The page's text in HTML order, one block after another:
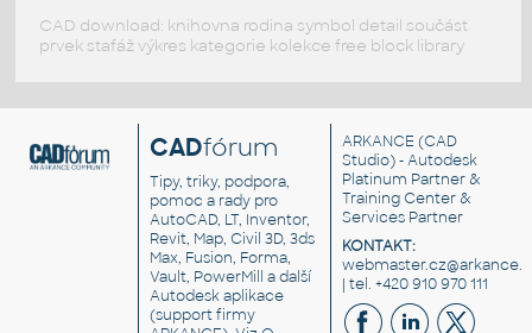
CAD download: knihovna rodina symbol detail součást
prvek stafáž výkres kategorie kolekce free block library
CADfórum
Tipy, triky, podpora,
pomoc a rady pro
AutoCAD, LT, Inventor,
Revit, Map, Civil 3D, 3ds
Max, Fusion, Forma,
Vault, PowerMill a další
Autodesk aplikace
(support firmy
ARKANCE (CAD
Studio) - Autodesk
Platinum Partner &
Training Center &
Services Partner
KONTAKT:
| tel. +420 910 970 111